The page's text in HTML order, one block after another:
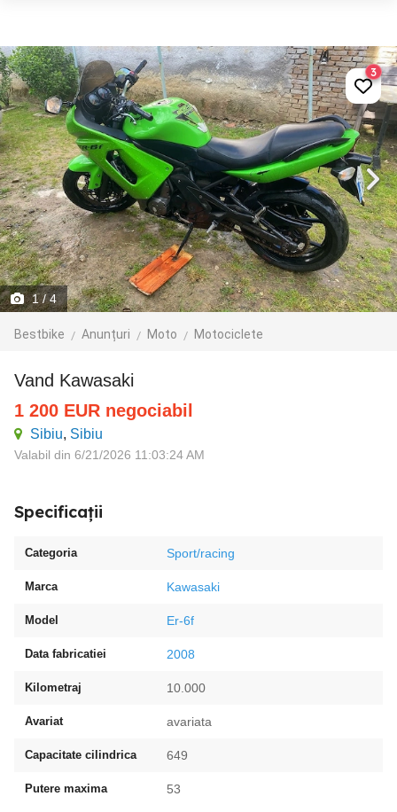
1/ 4
Bestbike Anunțuri Moto Motociclete
3
Vand Kawasaki
1 200 EUR negociabil
Sibiu, Sibiu
Valabil din 6/21/2026 11:03:24 AM
Specificații
Categoria Sport/racing
Marca Kawasaki
Model Er-6f
Data fabricatiei 2008
Kilometraj 10.000
Avariat avariata
Capacitate cilindrica 649
Putere maxima 53